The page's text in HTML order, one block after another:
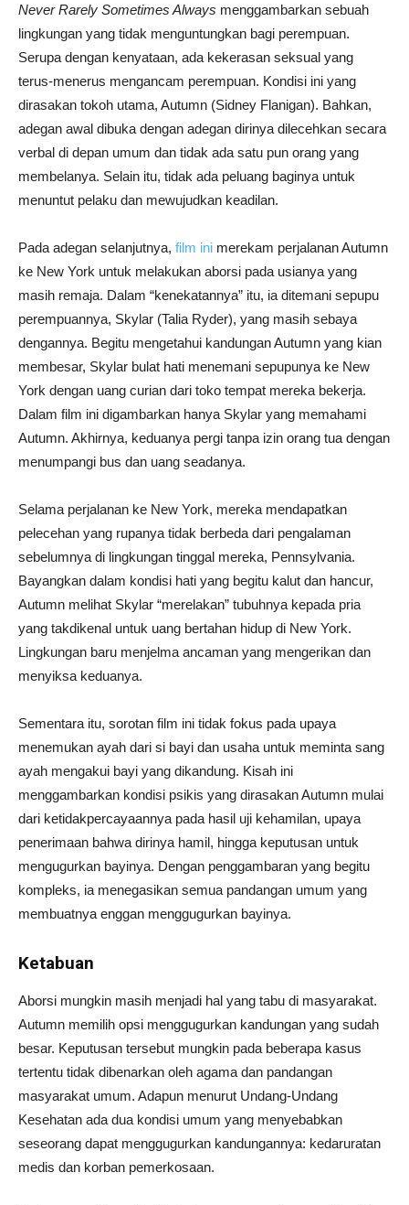
Never Rarely Sometimes Always menggambarkan sebuah
lingkungan yang tidak menguntungkan bagi perempuan.
Serupa dengan kenyataan, ada kekerasan seksual yang
terus-menerus mengancam perempuan. Kondisi ini yang
dirasakan tokoh utama, Autumn (Sidney Flanigan). Bahkan,
adegan awal dibuka dengan adegan dirinya dilecehkan secara
verbal di depan umum dan tidak ada satu pun orang yang
membelanya. Selain itu, tidak ada peluang baginya untuk
menuntut pelaku dan mewujudkan keadilan.
Pada adegan selanjutnya, film ini merekam perjalanan Autumn
ke New York untuk melakukan aborsi pada usianya yang
masih remaja. Dalam “kenekatannya” itu, ia ditemani sepupu
perempuannya, Skylar (Talia Ryder), yang masih sebaya
dengannya. Begitu mengetahui kandungan Autumn yang kian
membesar, Skylar bulat hati menemani sepupunya ke New
York dengan uang curian dari toko tempat mereka bekerja.
Dalam film ini digambarkan hanya Skylar yang memahami
Autumn. Akhirnya, keduanya pergi tanpa izin orang tua dengan
menumpangi bus dan uang seadanya.
Selama perjalanan ke New York, mereka mendapatkan
pelecehan yang rupanya tidak berbeda dari pengalaman
sebelumnya di lingkungan tinggal mereka, Pennsylvania.
Bayangkan dalam kondisi hati yang begitu kalut dan hancur,
Autumn melihat Skylar “merelakan” tubuhnya kepada pria
yang takdikenal untuk uang bertahan hidup di New York.
Lingkungan baru menjelma ancaman yang mengerikan dan
menyiksa keduanya.
Sementara itu, sorotan film ini tidak fokus pada upaya
menemukan ayah dari si bayi dan usaha untuk meminta sang
ayah mengakui bayi yang dikandung. Kisah ini
menggambarkan kondisi psikis yang dirasakan Autumn mulai
dari ketidakpercayaannya pada hasil uji kehamilan, upaya
penerimaan bahwa dirinya hamil, hingga keputusan untuk
mengugurkan bayinya. Dengan penggambaran yang begitu
kompleks, ia menegasikan semua pandangan umum yang
membuatnya enggan menggugurkan bayinya.
Ketabuan
Aborsi mungkin masih menjadi hal yang tabu di masyarakat.
Autumn memilih opsi menggugurkan kandungan yang sudah
besar. Keputusan tersebut mungkin pada beberapa kasus
tertentu tidak dibenarkan oleh agama dan pandangan
masyarakat umum. Adapun menurut Undang-Undang
Kesehatan ada dua kondisi umum yang menyebabkan
seseorang dapat menggugurkan kandungannya: kedaruratan
medis dan korban pemerkosaan.